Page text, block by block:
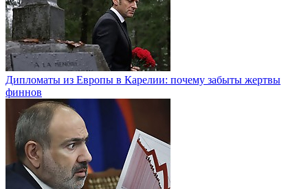
Дипломаты из Европы в Карелии: почему забыты жертвы
финнов